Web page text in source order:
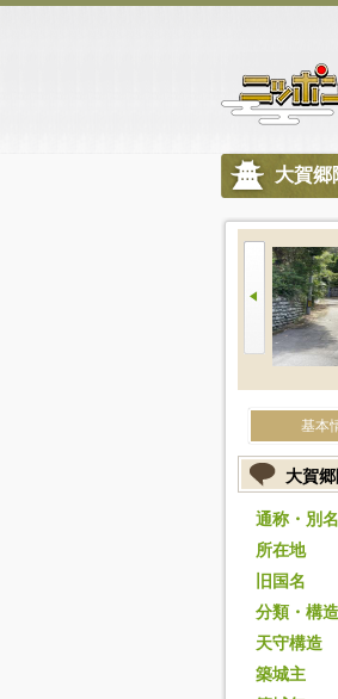
大賀郷
基本
大賀
通称・別名
所在地
旧国名
分類・構造
天守構造
築城主